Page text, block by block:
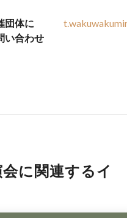
団体に
い合わせ
に関連するイ